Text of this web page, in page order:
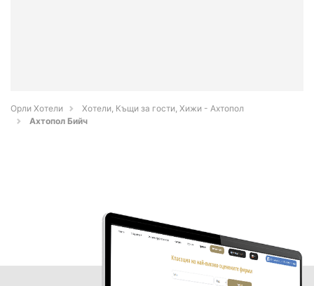
Орли Хотели
Хотели, Къщи за гости, Хижи - Ахтопол
Ахтопол Бийч